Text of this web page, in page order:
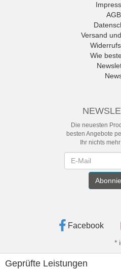
AGB
Versand
Wie
Die neuesten
besten Angebote
Ihr nichts
Facebook
*
Geprüfte Leistungen